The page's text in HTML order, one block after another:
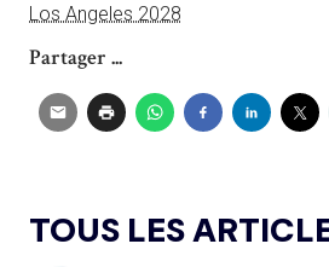
Los Angeles 2028
Partager ...
TOUS LES